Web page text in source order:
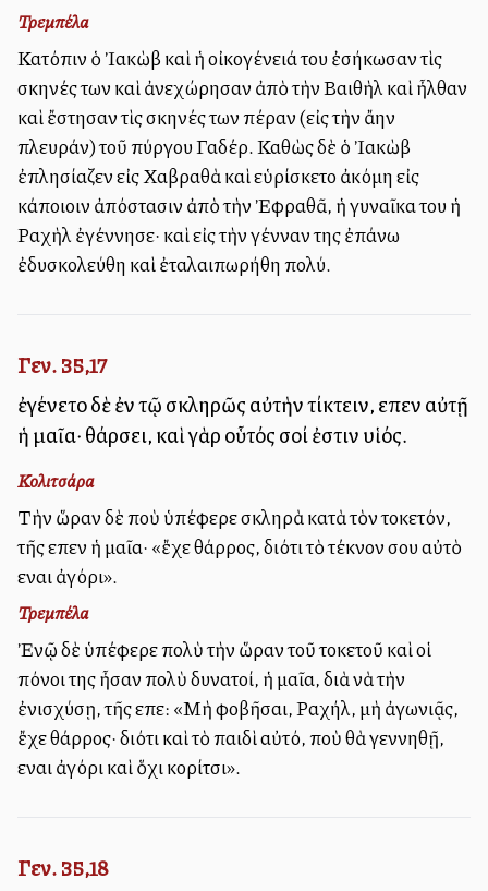
Τρεμπέλα
Κατόπιν ὁ Ἰακὼβ καὶ ἡ οἰκογένειά του ἐσήκωσαν τὶς
σκηνές των καὶ ἀνεχώρησαν ἀπὸ τὴν Βαιθὴλ καὶ ἦλθαν
καὶ ἔστησαν τὶς σκηνές των πέραν (εἰς τὴν ἄλλην
πλευράν) τοῦ πύργου Γαδέρ. Καθὼς δὲ ὁ Ἰακὼβ
ἐπλησίαζεν εἰς Χαβραθὰ καὶ εὑρίσκετο ἀκόμη εἰς
κάποιοιν ἀπόστασιν ἀπὸ τὴν Ἐφραθᾶ, ἡ γυναῖκα του ἡ
Ραχὴλ ἐγέννησε· καὶ εἰς τὴν γένναν της ἐπάνω
ἐδυσκολεύθη καὶ ἐταλαιπωρήθη πολύ.
Γεν. 35,17
ἐγένετο δὲ ἐν τῷ σκληρῶς αὐτὴν τίκτειν, εἶπεν αὐτῇ
ἡ μαῖα· θάρσει, καὶ γὰρ οὗτός σοί ἐστιν υἱός.
Κολιτσάρα
Τὴν ὥραν δὲ ποὺ ὑπέφερε σκληρὰ κατὰ τὸν τοκετόν,
τῆς εἶπεν ἡ μαῖα· «ἔχε θάρρος, διότι τὸ τέκνον σου αὐτὸ
εἶναι ἀγόρι».
Τρεμπέλα
Ἐνῷ δὲ ὑπέφερε πολὺ τὴν ὥραν τοῦ τοκετοῦ καὶ οἱ
πόνοι της ἦσαν πολὺ δυνατοί, ἡ μαῖα, διὰ νὰ τὴν
ἐνισχύσῃ, τῆς εἶπε: «Μὴ φοβῆσαι, Ραχήλ, μὴ ἀγωνιᾷς,
ἔχε θάρρος· διότι καὶ τὸ παιδὶ αὐτό, ποὺ θὰ γεννηθῇ,
εἶναι ἀγόρι καὶ ὅχι κορίτσι».
Γεν. 35,18